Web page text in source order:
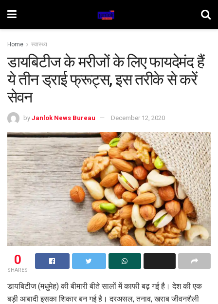
Home स्वास्थ्य
डायबिटीज के मरीजों के लिए फायदेमंद हैं
ये तीन ड्राई फ्रूट्स, इस तरीके से करें
सेवन
by Janlok News Bureau December 12, 2020
0
SHARES
डायबिटीज (मधुमेह) की बीमारी बीते सालों में काफी बढ़ गई है। देश की एक
बड़ी आबादी इसका शिकार बन गई है। दरअसल, तनाव, खराब जीवनशैली